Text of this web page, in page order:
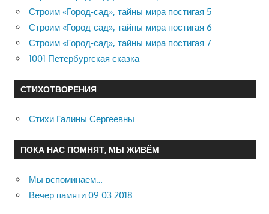
Строим «Город-сад», тайны мира постигая 5
Строим «Город-сад», тайны мира постигая 6
Строим «Город-сад», тайны мира постигая 7
1001 Петербургская сказка
СТИХОТВОРЕНИЯ
Стихи Галины Сергеевны
ПОКА НАС ПОМНЯТ, МЫ ЖИВЁМ
Мы вспоминаем…
Вечер памяти 09.03.2018